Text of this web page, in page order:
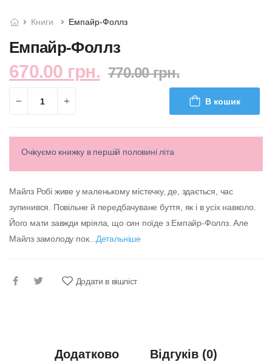
Книги Емпайр-Фоллз
Емпайр-Фоллз
670.00 грн. 770.00 грн.
В кошик
Очікуємо книжку в першій половині літа
Майлз Робі живе у маленькому містечку, де, здається, час
зупинився. Повільне й передбачуване буття, як і в усіх навколо.
Його мати завжди мріяла, що син поїде з Емпайр-Фоллз. Але
Майлз замолоду пок...Детальніше
Додати в вішліст
Додатково Відгуків (0)